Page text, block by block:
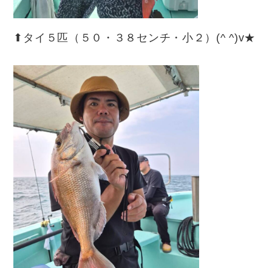
⬆︎タイ５匹（５０・３８センチ・小２）(^ ^)v★